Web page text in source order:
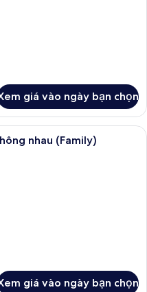
giá vào ngày bạn chọn
đồ giường kháng dị ứng,
nhau (Family)
giá vào ngày bạn chọn